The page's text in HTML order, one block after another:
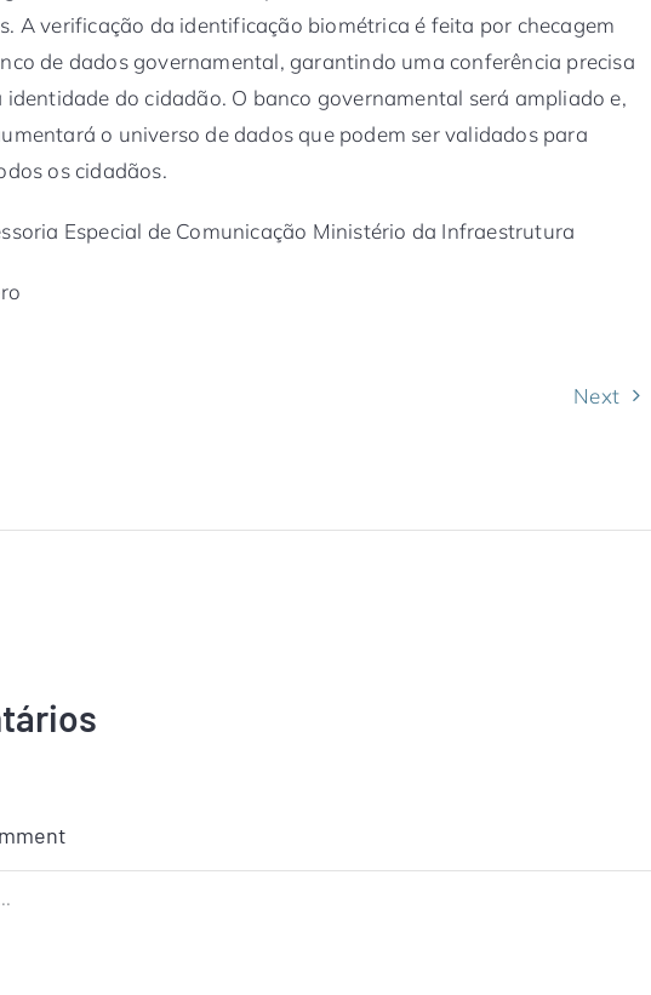
A verificação da identificação biométrica é feita por checagem
de dados governamental, garantindo uma conferência precisa
identidade do cidadão. O banco governamental será ampliado e,
o universo de dados que podem ser validados para
os cidadãos.
Especial de Comunicação Ministério da Infraestrutura
Next